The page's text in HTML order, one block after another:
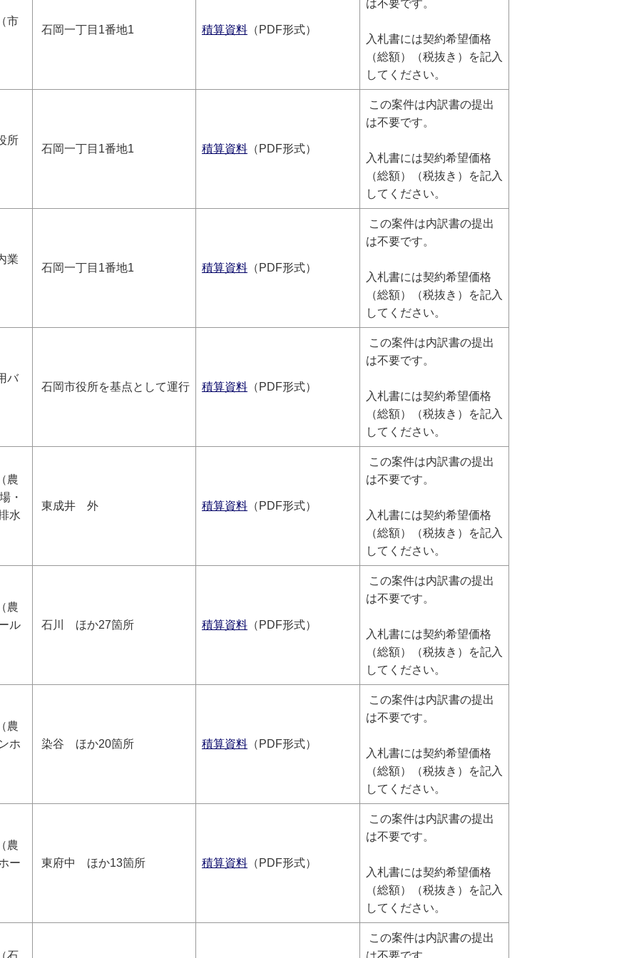
市
石岡一丁目1番地1 積算資料 （PDF形式）
は不要です。
入札書には契約希望価格
（総額）（税抜き）を記入
してください。
所
石岡一丁目1番地1 積算資料 （PDF形式）
この案件は内訳書の提出
は不要です。
入札書には契約希望価格
（総額）（税抜き）を記入
してください。
業
石岡一丁目1番地1 積算資料 （PDF形式）
この案件は内訳書の提出
は不要です。
入札書には契約希望価格
（総額）（税抜き）を記入
してください。
バ
石岡市役所を基点として運行 積算資料 （PDF形式）
この案件は内訳書の提出
は不要です。
入札書には契約希望価格
（総額）（税抜き）を記入
してください。
農
・
水
東成井 外 積算資料 （PDF形式）
この案件は内訳書の提出
は不要です。
入札書には契約希望価格
（総額）（税抜き）を記入
してください。
農
ル
石川 ほか27箇所 積算資料 （PDF形式）
この案件は内訳書の提出
は不要です。
入札書には契約希望価格
（総額）（税抜き）を記入
してください。
農
ホ
染谷 ほか20箇所 積算資料 （PDF形式）
この案件は内訳書の提出
は不要です。
入札書には契約希望価格
（総額）（税抜き）を記入
してください。
農
ー
東府中 ほか13箇所 積算資料 （PDF形式）
この案件は内訳書の提出
は不要です。
入札書には契約希望価格
（総額）（税抜き）を記入
してください。
石
この案件は内訳書の提出
は不要です。